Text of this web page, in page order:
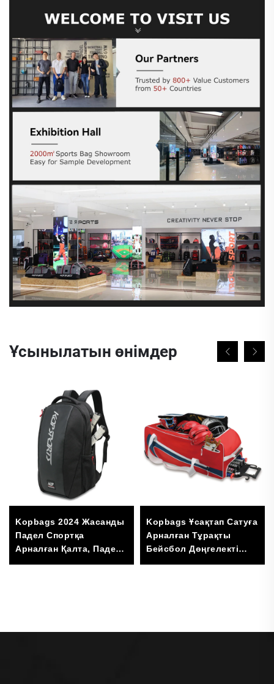
Ұсынылатын өнімдер
Kopbags 2024 Жасанды
Падел Спортқа
Арналған Қалта, Падел
Рақеттері Үшін Сумка,
Kopbags Ұсақтап Сатуға
Арналған Тұрақты
Бейсбол Дөңгелекті
Сумка, Доңғалақтары